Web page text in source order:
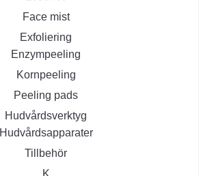
Face mist
Exfoliering
Enzympeeling
Kornpeeling
Peeling pads
Hudvårdsverktyg
Hudvårdsapparater
Tillbehör